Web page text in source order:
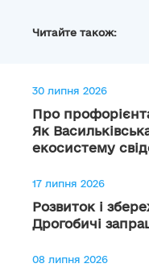
Читайте також:
30 липня 2026
Про
Як
екосистему
17 липня 2026
Розвиток і
Дрогобичі
08 липня 2026